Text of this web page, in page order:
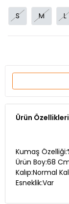
S M L
Ürün Özellikleri
Kumaş
Ürün Boy:68
Kalıp:Normal
Esneklik:Var